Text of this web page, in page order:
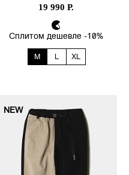
19 990 Р.
Сплитом дешевле -10%
M L XL
NEW